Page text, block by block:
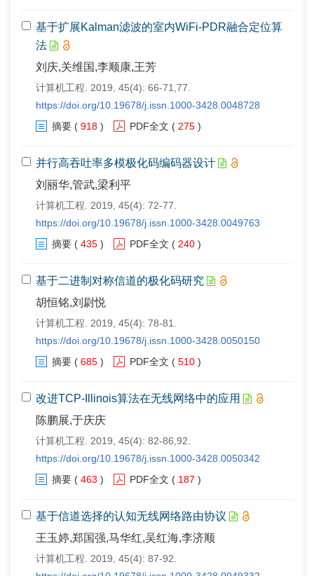
基于扩展Kalman滤波的室内WiFi-PDR融合定位算
法
刘庆,关维国,李顺康,王芳
计算机工程. 2019, 45(4): 66-71,77.
https://doi.org/10.19678/j.issn.1000-3428.0048728
摘要 ( 918 ) PDF全文 ( 275 )
并行高吞吐率多模极化码编码器设计
刘丽华,管武,梁利平
计算机工程. 2019, 45(4): 72-77.
https://doi.org/10.19678/j.issn.1000-3428.0049763
摘要 ( 435 ) PDF全文 ( 240 )
基于二进制对称信道的极化码研究
胡恒铭,刘尉悦
计算机工程. 2019, 45(4): 78-81.
https://doi.org/10.19678/j.issn.1000-3428.0050150
摘要 ( 685 ) PDF全文 ( 510 )
改进TCP-Illinois算法在无线网络中的应用
陈鹏展,于庆庆
计算机工程. 2019, 45(4): 82-86,92.
https://doi.org/10.19678/j.issn.1000-3428.0050342
摘要 ( 463 ) PDF全文 ( 187 )
基于信道选择的认知无线网络路由协议
王玉婷,郑国强,马华红,吴红海,李济顺
计算机工程. 2019, 45(4): 87-92.